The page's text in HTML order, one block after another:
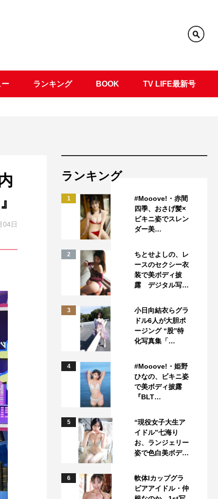
ー ランキング BOOK TV LIFE最新号
04日
ランキング
1
#Mooove!・赤間
四季、おさげ髪×
ビキニ姿でスレン
ダー美…
2
ちとせよしの、レ
ースのセクシー衣
装で美ボディ披
露 デジタル写…
3
小日向結衣らグラ
ドル6人が大胆ポ
ージング “股”特
化写真集「…
4
#Mooove!・姫野
ひなの、ビキニ姿
で美ボディ披露
『BLT…
5
“現役女子大生ア
イドル”七海り
お、ランジェリー
姿で色白美ボデ…
6
軟体Iカップグラ
ビアアイドル・仲